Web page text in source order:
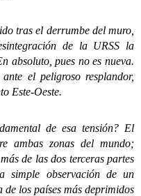
tras el derrumbe del muro,
de la URSS la
absoluto, pues no es nueva.
el peligroso resplandor,
Este-Oeste.
de esa tensión? El
ambas zonas del mundo;
de las dos terceras partes
observación de un
los países más deprimidos